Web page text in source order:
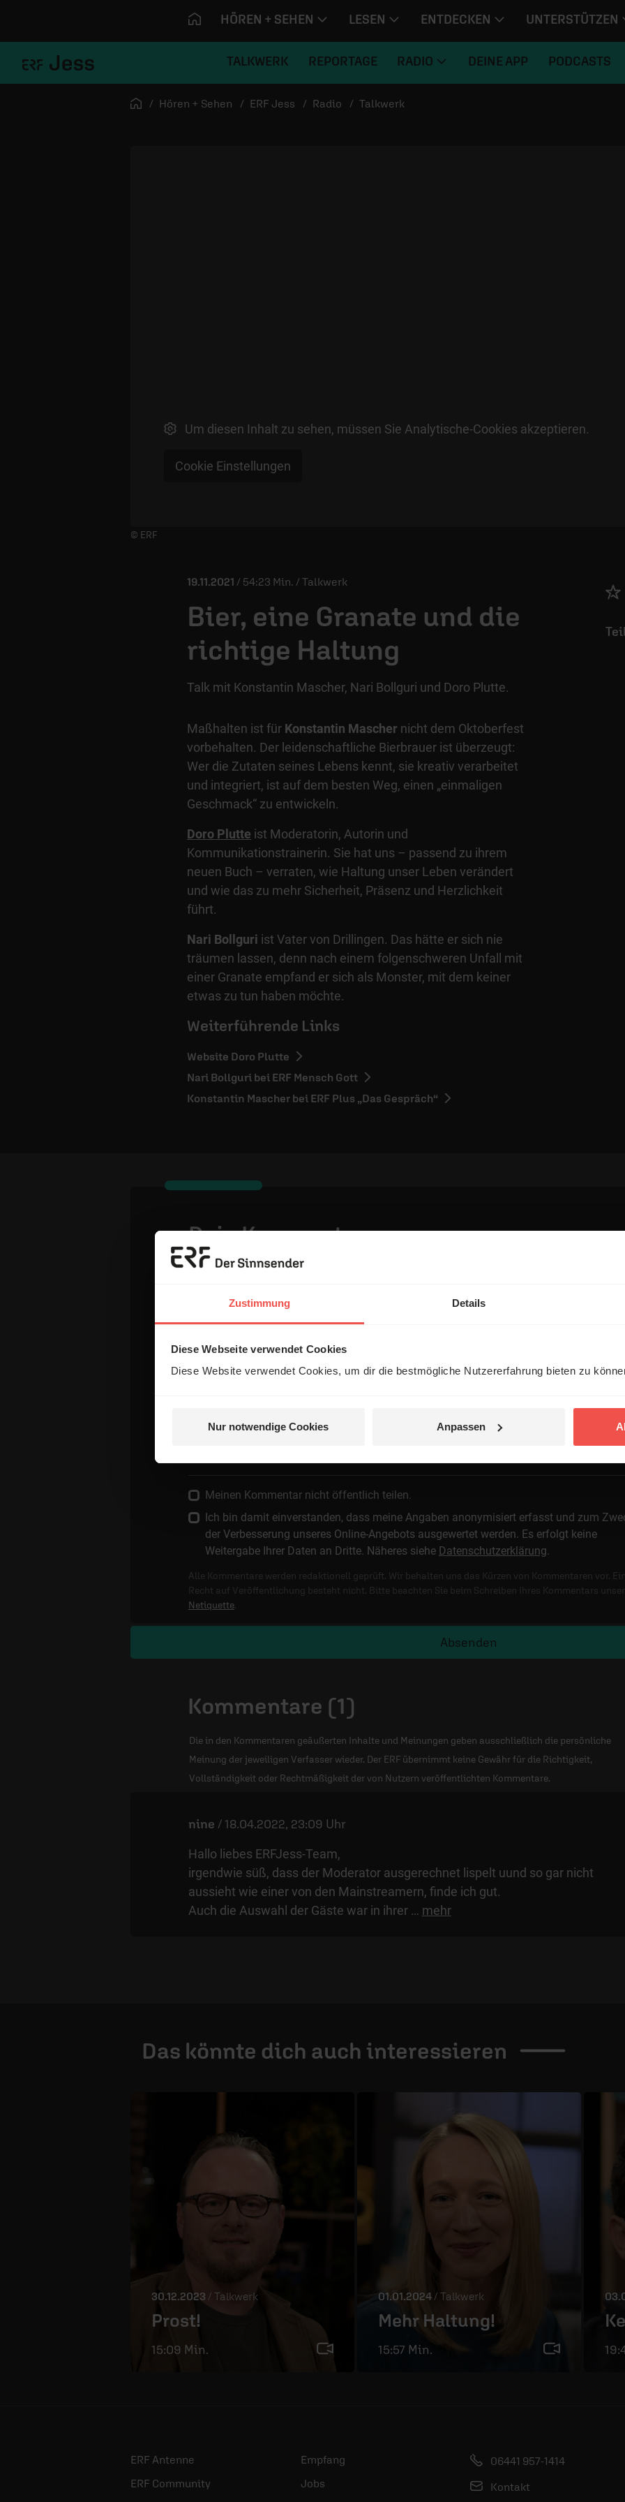
Zustimmung Details
Diese Webseite verwendet Cookies
Diese Website verwendet Cookies, um dir die bestmögliche Nutzererfahrung bieten zu
Nur notwendige Cookies Anpassen
HÖREN + SEHEN LESEN ENTDECKEN UNTERSTÜTZEN
TALKWERK REPORTAGE RADIO DEINE APP PODCASTS
Startseite
Hören + Sehen ERF Jess Radio Talkwerk
Um diesen Inhalt zu sehen, müssen Sie Analytische-Cookies akzeptieren.
Cookie Einstellungen
Player starten/anhalten
© ERF
19.11.2021 / 54:23 Min. / Talkwerk
Bier, eine Granate und die
richtige Haltung
Talk mit Konstantin Mascher, Nari Bollguri und Doro Plutte.
Maßhalten ist für Konstantin Mascher nicht dem Oktoberfest
vorbehalten. Der leidenschaftliche Bierbrauer ist überzeugt:
Wer die Zutaten seines Lebens kennt, sie kreativ verarbeitet
und integriert, ist auf dem besten Weg, einen „einmaligen
Geschmack“ zu entwickeln.
Doro Plutte ist Moderatorin, Autorin und
Kommunikationstrainerin. Sie hat uns – passend zu ihrem
neuen Buch – verraten, wie Haltung unser Leben verändert
und wie das zu mehr Sicherheit, Präsenz und Herzlichkeit
führt.
Nari Bollguri ist Vater von Drillingen. Das hätte er sich nie
träumen lassen, denn nach einem folgenschweren Unfall mit
einer Granate empfand er sich als Monster, mit dem keiner
etwas zu tun haben möchte.
Weiterführende Links
Website Doro Plutte
Nari Bollguri bei ERF Mensch Gott
Konstantin Mascher bei ERF Plus „Das Gespräch“
Dein Kommentar
E-Mail:
Kommentar:
Meinen Kommentar nicht öffentlich teilen.
Ich bin damit einverstanden, dass meine Angaben anonymisiert erfasst und zum
der Verbesserung unseres Online-Angebots ausgewertet werden. Es erfolgt keine
Weitergabe Ihrer Daten an Dritte. Näheres siehe Datenschutzerklärung.
Alle Kommentare werden redaktionell geprüft. Wir behalten uns das Kürzen von Kommentaren vor.
Recht auf Veröffentlichung besteht nicht. Bitte beachten Sie beim Schreiben Ihres Kommentars
Netiquette.
Absenden
Kommentare (1)
Die in den Kommentaren geäußerten Inhalte und Meinungen geben ausschließlich die persönliche
Meinung der jeweiligen Verfasser wieder. Der ERF übernimmt keine Gewähr für die Richtigkeit,
Vollständigkeit oder Rechtmäßigkeit der von Nutzern veröffentlichten Kommentare.
nine / 18.04.2022, 23:09 Uhr
Hallo liebes ERFJess-Team,
irgendwie süß, dass der Moderator ausgerechnet lispelt uund so gar nicht
aussieht wie einer von den Mainstreamern, finde ich gut.
Auch die Auswahl der Gäste war in ihrer … mehr
Das könnte dich auch interessieren
30.12.2023 / Talkwerk
Prost!
15:09 Min.
01.01.2024 / Talkwerk
Mehr Haltung!
15:57 Min.
ERF Antenne
ERF Community
Empfang
Jobs
06441 957-1414
Kontakt